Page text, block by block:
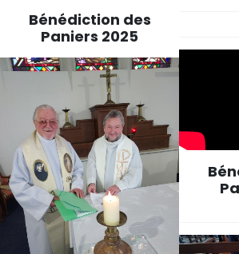
Bénédiction des
Paniers 2025